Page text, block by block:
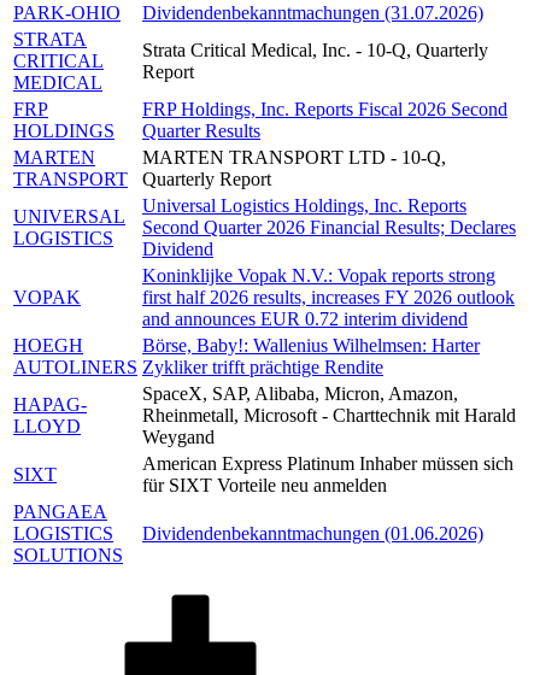
PARK-OHIO
Dividendenbekanntmachungen (31.07.2026)
STRATA
CRITICAL
MEDICAL
Strata Critical Medical, Inc. - 10-Q, Quarterly
Report
FRP
HOLDINGS
FRP Holdings, Inc. Reports Fiscal 2026 Second
Quarter Results
MARTEN
TRANSPORT
MARTEN TRANSPORT LTD - 10-Q,
Quarterly Report
UNIVERSAL
LOGISTICS
Universal Logistics Holdings, Inc. Reports
Second Quarter 2026 Financial Results; Declares
Dividend
VOPAK
Koninklijke Vopak N.V.: Vopak reports strong
first half 2026 results, increases FY 2026 outlook
and announces EUR 0.72 interim dividend
HOEGH
AUTOLINERS
Börse, Baby!: Wallenius Wilhelmsen: Harter
Zykliker trifft prächtige Rendite
HAPAG-
LLOYD
SpaceX, SAP, Alibaba, Micron, Amazon,
Rheinmetall, Microsoft - Charttechnik mit Harald
Weygand
SIXT
American Express Platinum Inhaber müssen sich
für SIXT Vorteile neu anmelden
PANGAEA
LOGISTICS
SOLUTIONS
Dividendenbekanntmachungen (01.06.2026)